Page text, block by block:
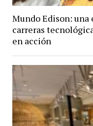
Mundo Edison:
carreras
en acción